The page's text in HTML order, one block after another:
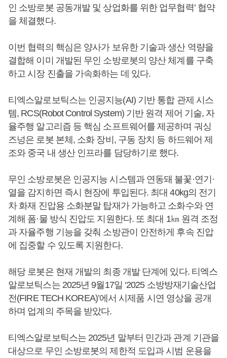
인 소방로봇 공동개발 및 상업화를 위한 업무협력’ 협약
을 체결했다.
이번 협력의 핵심은 양사가 보유한 기술과 생산 역량을
결합해 이미 개발된 무인 소방로봇의 양산 체계를 구축
하고 시장 진출을 가속화하는 데 있다.
티엑스알로보틱스는 인공지능(AI) 기반 통합 관제 시스
템, RCS(Robot Control System) 기반 원격 제어 기술, 자
율주행 알고리즘 등 핵심 소프트웨어를 제공하며 궈싱
즈넝은 로봇 본체, 소화 장비, 구동 장치 등 하드웨어 제
조와 중국 내 생산 인프라를 담당하기로 했다.
무인 소방로봇은 인공지능 시스템과 연동돼 불꽃·연기·
열을 감지하면 즉시 현장에 투입된다. 최대 40kg의 전기
차 화재 진압용 소화분말 탑재가 가능하고 소화수와 연
계해 폼·물 방식 진압도 지원한다. 또 최대 1㎞ 원격 조정
과 자율주행 기능을 갖춰 소방관이 안전하게 후속 진압
에 집중할 수 있도록 지원한다.
해당 로봇은 현재 개발의 최종 개발 단계에 있다. 티엑스
알로보틱스는 2025년 9월17일 ‘2025 소방방재기술산업
전(FIRE TECH KOREA)’에서 시제품 시연 영상을 공개
하며 업계의 주목을 받았다.
티엑스알로보틱스는 2025년 말부터 민간과 관계 기관을
대상으로 무인 소방로봇의 제한적 도입과 시범 운용을